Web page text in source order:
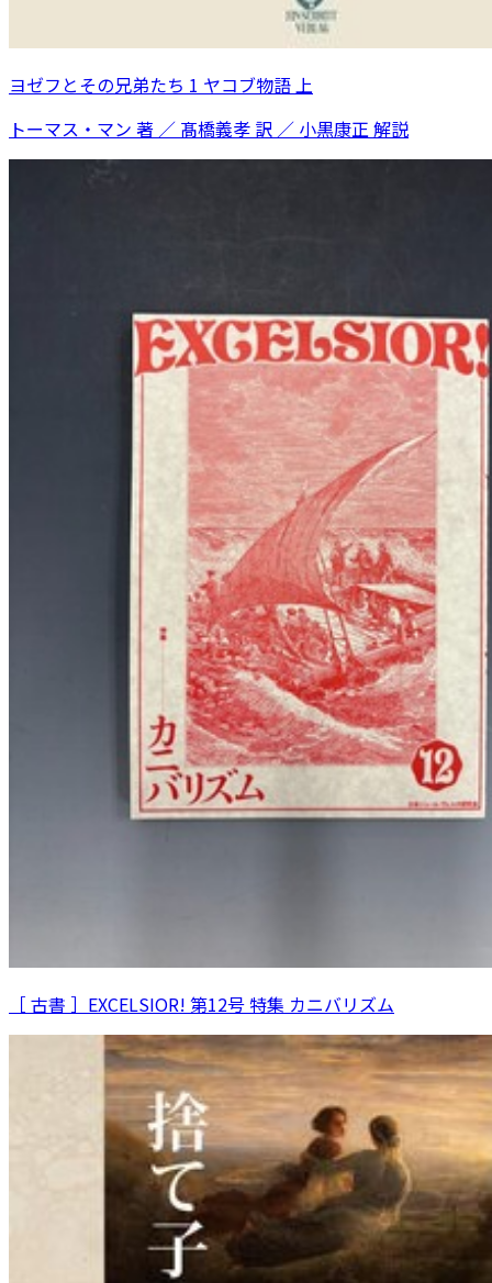
ヨゼフとその兄弟たち 1 ヤコブ物語 上
トーマス・マン 著 ／ 髙橋義孝 訳 ／ 小黒康正 解説
［ 古書 ］EXCELSIOR! 第12号 特集 カニバリズム